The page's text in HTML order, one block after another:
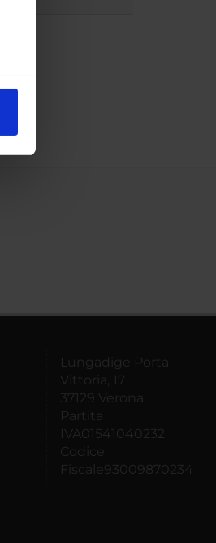
Lungadige Porta
Vittoria, 17
37129 Verona
Partita
IVA01541040232
Codice
Fiscale93009870234